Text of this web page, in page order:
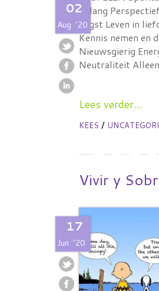
02
Aug '20
belang
angst Leven in
Kennis nemen en
Nieuwsgierig
Neutraliteit
Lees verder...
KEES/
Vivir y
17
Jun '20